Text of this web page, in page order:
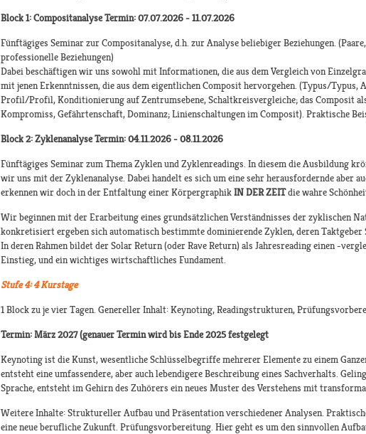
Block 1: Compositanalyse Termin: 07.07.2026 - 11.07.2026
Fünftägiges Seminar zur Compositanalyse, d.h. zur Analyse beliebiger Beziehungen.
professionelle Beziehungen)
Dabei beschäftigen wir uns sowohl mit Informationen, die aus dem Vergleich von
mit jenen Erkenntnissen, die aus dem eigentlichen Composit hervorgehen. (Typus/
Profil/Profil, Konditionierung auf Zentrumsebene, Schaltkreisvergleiche; das Composit
Kompromiss, Gefährtenschaft, Dominanz; Linienschaltungen im Composit). Praktische
Block 2: Zyklenanalyse Termin: 04.11.2026 - 08.11.2026
Fünftägiges Seminar zum Thema Zyklen und Zyklenreadings. In diesem die Ausbildung
wir uns mit der Zyklenanalyse. Dabei handelt es sich um eine sehr herausfordernde aber
erkennen wir doch in der Entfaltung einer KörpergraphikIN DER ZEITdie wahre
Wir beginnen mit der Erarbeitung eines grundsätzlichen Verständnisses der zyklischen
konkretisiert ergeben sich automatisch bestimmte dominierende Zyklen, deren Taktgeber
In deren Rahmen bildet der Solar Return (oder Rave Return) als Jahresreading einen -
Einstieg, und ein wichtiges wirtschaftliches Fundament.
Stufe 4: 4 Kurstage
1 Block zu je vier Tagen. Genereller Inhalt: Keynoting, Readingstrukturen,
Termin: März 2027 (genauer Termin wird bis Ende 2025 festgelegt
Keynoting ist die Kunst, wesentliche Schlüsselbegriffe mehrerer Elemente zu einem
entsteht eine umfassendere, aber auch lebendigere Beschreibung eines Sachverhalts.
Sprache, entsteht im Gehirn des Zuhörers ein neues Muster des Verstehens mit
Weitere Inhalte: Struktureller Aufbau und Präsentation verschiedener Analysen.
eine neue berufliche Zukunft. Prüfungsvorbereitung. Hier geht es um den sinnvollen